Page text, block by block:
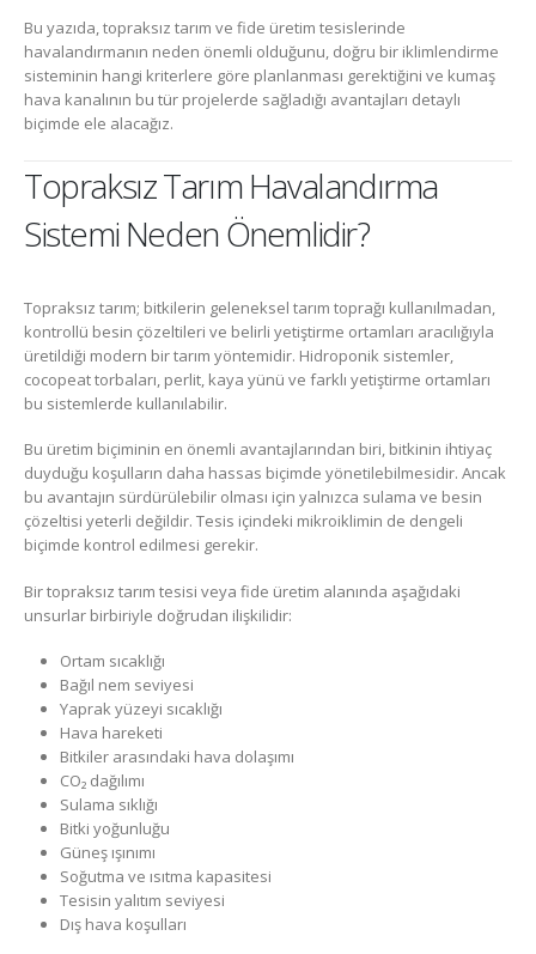
Bu yazıda, topraksız tarım ve fide üretim tesislerinde
havalandırmanın neden önemli olduğunu, doğru bir iklimlendirme
sisteminin hangi kriterlere göre planlanması gerektiğini ve kumaş
hava kanalının bu tür projelerde sağladığı avantajları detaylı
biçimde ele alacağız.
Topraksız Tarım Havalandırma
Sistemi Neden Önemlidir?
Topraksız tarım; bitkilerin geleneksel tarım toprağı kullanılmadan,
kontrollü besin çözeltileri ve belirli yetiştirme ortamları aracılığıyla
üretildiği modern bir tarım yöntemidir. Hidroponik sistemler,
cocopeat torbaları, perlit, kaya yünü ve farklı yetiştirme ortamları
bu sistemlerde kullanılabilir.
Bu üretim biçiminin en önemli avantajlarından biri, bitkinin ihtiyaç
duyduğu koşulların daha hassas biçimde yönetilebilmesidir. Ancak
bu avantajın sürdürülebilir olması için yalnızca sulama ve besin
çözeltisi yeterli değildir. Tesis içindeki mikroiklimin de dengeli
biçimde kontrol edilmesi gerekir.
Bir topraksız tarım tesisi veya fide üretim alanında aşağıdaki
unsurlar birbiriyle doğrudan ilişkilidir:
Ortam sıcaklığı
Bağıl nem seviyesi
Yaprak yüzeyi sıcaklığı
Hava hareketi
Bitkiler arasındaki hava dolaşımı
CO₂ dağılımı
Sulama sıklığı
Bitki yoğunluğu
Güneş ışınımı
Soğutma ve ısıtma kapasitesi
Tesisin yalıtım seviyesi
Dış hava koşulları